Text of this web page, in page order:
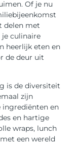
Of je nu
delen met
je culinaire
heerlijk eten en
de deur uit
is de diversiteit
zijn
ingrediënten en
en hartige
wraps, lunch
een wereld